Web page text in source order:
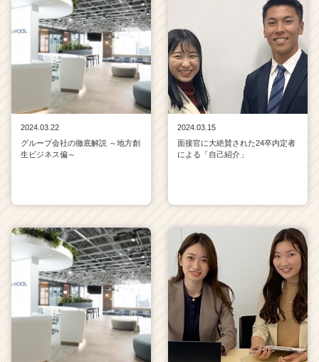
2024.03.22
グループ会社の徹底解説 ～地方創
生ビジネス偏～
2024.03.15
面接官に大絶賛された24卒内定者
による「自己紹介」